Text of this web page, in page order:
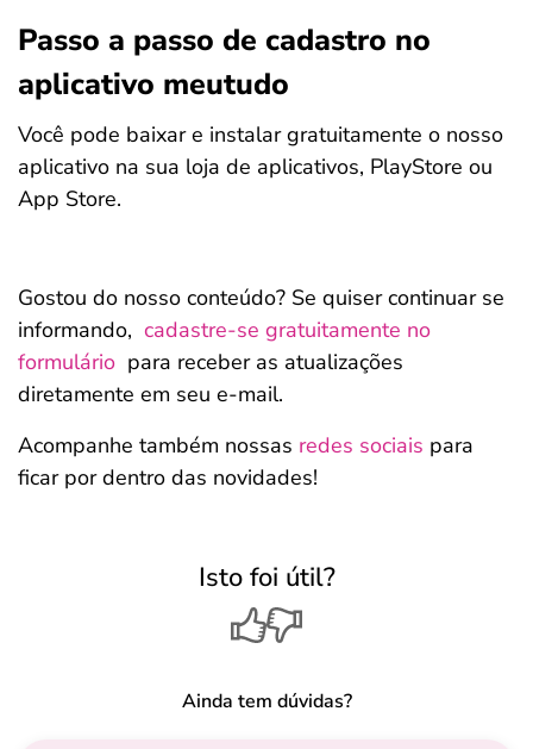
Passo a passo de cadastro no
aplicativo meutudo
Você pode baixar e instalar gratuitamente o nosso
aplicativo na sua loja de aplicativos, PlayStore ou
App Store.
Gostou do nosso conteúdo? Se quiser continuar se
informando, cadastre-se gratuitamente no
formulário para receber as atualizações
diretamente em seu e-mail.
Acompanhe também nossas redes sociais para
ficar por dentro das novidades!
Isto foi útil?
Ainda tem dúvidas?